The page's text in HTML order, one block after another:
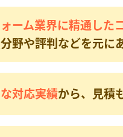
ーム業界に精通した
野や評判などを元に
対応実績から、見積